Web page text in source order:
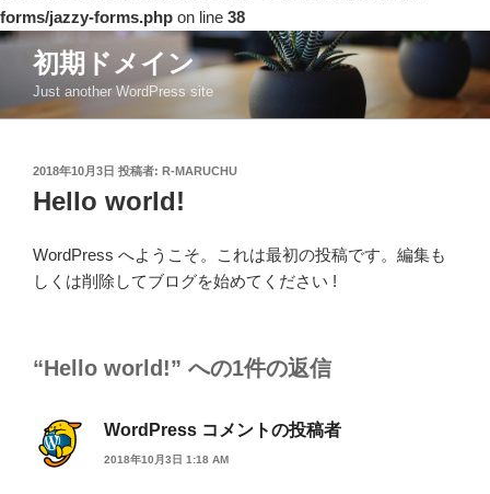
forms/jazzy-forms.php on line 38
コ
ン
初期ドメイン
Just another WordPress site
投
稿
日:
2018年10月3日 投稿者: R-MARUCHU
Hello world!
WordPress へようこそ。これは最初の投稿です。編集も
しくは削除してブログを始めてください !
“Hello world!” への1件の返信
WordPress コメントの投稿者
2018年10月3日 1:18 AM